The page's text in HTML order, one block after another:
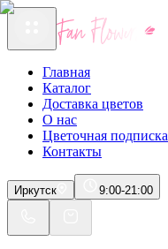
Главная
Каталог
Доставка цветов
О нас
Цветочная подписка
Контакты
Иркутск 9:00-21:00